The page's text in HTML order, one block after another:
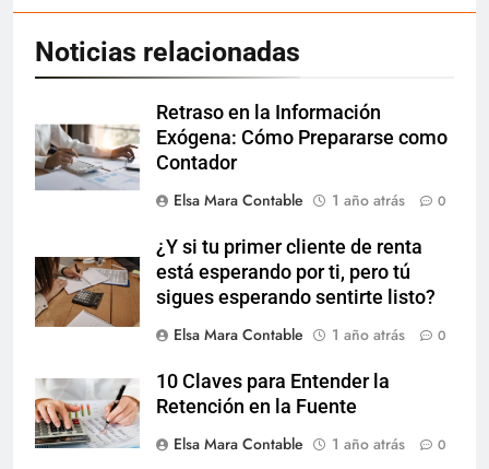
Noticias relacionadas
Retraso en la Información
Exógena: Cómo Prepararse como
Contador
Elsa Mara Contable
1 año atrás 0
¿Y si tu primer cliente de renta
está esperando por ti, pero tú
sigues esperando sentirte listo?
Elsa Mara Contable
1 año atrás 0
10 Claves para Entender la
Retención en la Fuente
Elsa Mara Contable
1 año atrás 0